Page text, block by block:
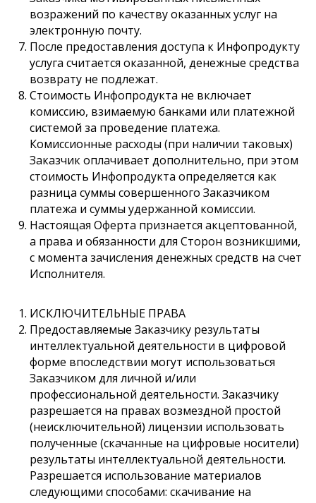
возражений по качеству оказанных услуг на
электронную почту.
После предоставления доступа к Инфопродукту
услуга считается оказанной, денежные средства
возврату не подлежат.
Стоимость Инфопродукта не включает
комиссию, взимаемую банками или платежной
системой за проведение платежа.
Комиссионные расходы (при наличии таковых)
Заказчик оплачивает дополнительно, при этом
стоимость Инфопродукта определяется как
разница суммы совершенного Заказчиком
платежа и суммы удержанной комиссии.
Настоящая Оферта признается акцептованной,
а права и обязанности для Сторон возникшими,
с момента зачисления денежных средств на счет
Исполнителя.
ИСКЛЮЧИТЕЛЬНЫЕ ПРАВА
Предоставляемые Заказчику результаты
интеллектуальной деятельности в цифровой
форме впоследствии могут использоваться
Заказчиком для личной и/или
профессиональной деятельности. Заказчику
разрешается на правах возмездной простой
(неисключительной) лицензии использовать
полученные (скачанные на цифровые носители)
результаты интеллектуальной деятельности.
Разрешается использование материалов
следующими способами: скачивание на